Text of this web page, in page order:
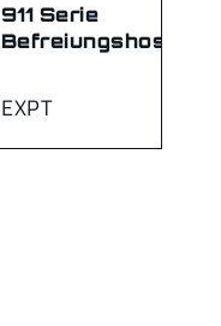
EXPT
911 Serie
Befreiungshosen